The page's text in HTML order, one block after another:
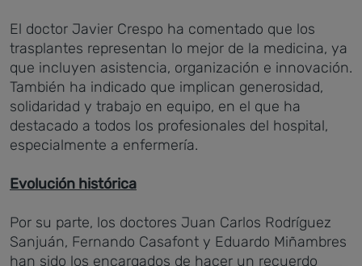
El doctor Javier Crespo ha comentado que los
trasplantes representan lo mejor de la medicina, ya
que incluyen asistencia, organización e innovación.
También ha indicado que implican generosidad,
solidaridad y trabajo en equipo, en el que ha
destacado a todos los profesionales del hospital,
especialmente a enfermería.
Evolución histórica
Por su parte, los doctores Juan Carlos Rodríguez
Sanjuán, Fernando Casafont y Eduardo Miñambres
han sido los encargados de hacer un recuerdo